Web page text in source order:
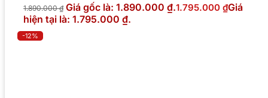
1.890.000₫ Giá gốc là: 1.890.000 ₫.1.795.000 ₫Giá
hiện tại là: 1.795.000 ₫.
-12%